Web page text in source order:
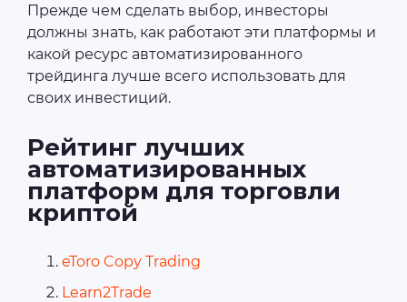
Прежде чем сделать выбор, инвесторы
должны знать, как работают эти платформы и
какой ресурс автоматизированного
трейдинга лучше всего использовать для
своих инвестиций.
Рейтинг лучших
автоматизированных
платформ для торговли
криптой
eToro Copy Trading
Learn2Trade